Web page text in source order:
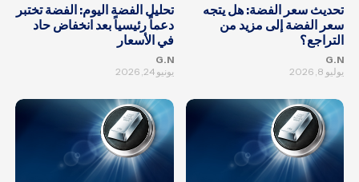
تحديث سعر الفضة: هل يتجه
سعر الفضة إلى مزيد من
التراجع؟
G.N
يوليو 8, 2026
تحليل الفضة اليوم: الفضة تختبر
دعماً رئيسياً بعد انخفاض حاد
في الأسعار
G.N
يونيو 24, 2026